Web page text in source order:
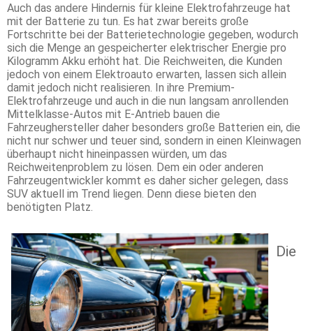
Auch das andere Hindernis für kleine Elektrofahrzeuge hat
mit der Batterie zu tun. Es hat zwar bereits große
Fortschritte bei der Batterietechnologie gegeben, wodurch
sich die Menge an gespeicherter elektrischer Energie pro
Kilogramm Akku erhöht hat. Die Reichweiten, die Kunden
jedoch von einem Elektroauto erwarten, lassen sich allein
damit jedoch nicht realisieren. In ihre Premium-
Elektrofahrzeuge und auch in die nun langsam anrollenden
Mittelklasse-Autos mit E-Antrieb bauen die
Fahrzeughersteller daher besonders große Batterien ein, die
nicht nur schwer und teuer sind, sondern in einen Kleinwagen
überhaupt nicht hineinpassen würden, um das
Reichweitenproblem zu lösen. Dem ein oder anderen
Fahrzeugentwickler kommt es daher sicher gelegen, dass
SUV aktuell im Trend liegen. Denn diese bieten den
benötigten Platz.
Die